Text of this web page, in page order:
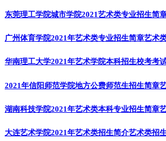
东莞理工学院城市学院2021艺术类专业招生简
广州体育学院2021年艺术类专业招生简章艺术
华南理工大学2021年艺术学院本科招生校考考
2021年信阳师范学院地方公费师范生招生简章
湖南科技学院2021年艺术类本科专业招生简章
大连艺术学院2021年艺术类招生简介艺术类招